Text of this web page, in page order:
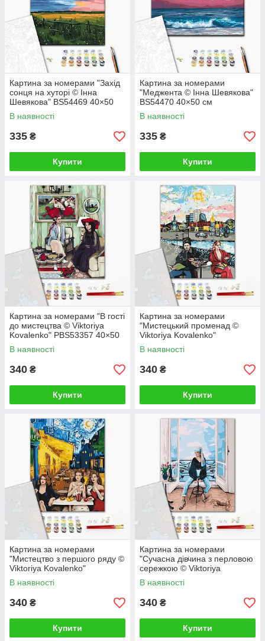
Картина за номерами "Захід
сонця на хуторі © Інна
Шевякова" BS54469 40×50
см
В наявності
335 ₴
Купити
Картина за номерами
"Меджента © Інна Шевякова"
BS54470 40×50 см
В наявності
335 ₴
Купити
Картина за номерами "В гості
до мистецтва © Viktoriya
Kovalenko" PBS53357 40×50
см
В наявності
340 ₴
Купити
Картина за номерами
"Мистецький променад ©
Viktoriya Kovalenko"
PBS53356 40×50 см
В наявності
340 ₴
Купити
Картина за номерами
"Мистецтво з першого ряду ©
Viktoriya Kovalenko"
PBS52763 40×50 см
В наявності
340 ₴
Купити
Картина за номерами
"Сучасна дівчина з перловою
сережкою © Viktoriya
Kovalenko" PBS52762 40×50
см
В наявності
340 ₴
Купити